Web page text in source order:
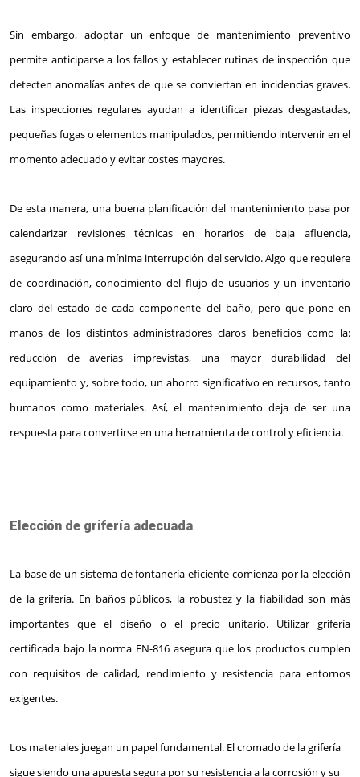
Sin embargo, adoptar un enfoque de mantenimiento preventivo
permite anticiparse a los fallos y establecer rutinas de inspección que
detecten anomalías antes de que se conviertan en incidencias graves.
Las inspecciones regulares ayudan a identificar piezas desgastadas,
pequeñas fugas o elementos manipulados, permitiendo intervenir en el
momento adecuado y evitar costes mayores.
De esta manera, una buena planificación del mantenimiento pasa por
calendarizar revisiones técnicas en horarios de baja afluencia,
asegurando así una mínima interrupción del servicio. Algo que requiere
de coordinación, conocimiento del flujo de usuarios y un inventario
claro del estado de cada componente del baño, pero que pone en
manos de los distintos administradores claros beneficios como la:
reducción de averías imprevistas, una mayor durabilidad del
equipamiento y, sobre todo, un ahorro significativo en recursos, tanto
humanos como materiales. Así, el mantenimiento deja de ser una
respuesta para convertirse en una herramienta de control y eficiencia.
Elección de grifería adecuada
La base de un sistema de fontanería eficiente comienza por la elección
de la grifería. En baños públicos, la robustez y la fiabilidad son más
importantes que el diseño o el precio unitario. Utilizar grifería
certificada bajo la norma EN-816 asegura que los productos cumplen
con requisitos de calidad, rendimiento y resistencia para entornos
exigentes.
Los materiales juegan un papel fundamental. El cromado de la grifería
sigue siendo una apuesta segura por su resistencia a la corrosión y su